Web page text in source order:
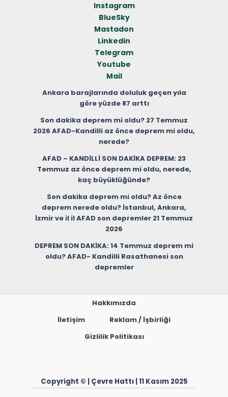
Instagram
BlueSky
Mastadon
Linkedin
Telegram
Youtube
Mail
Ankara barajlarında doluluk geçen yıla
göre yüzde 87 arttı
Son dakika deprem mi oldu? 27 Temmuz
2026 AFAD-Kandilli az önce deprem mi oldu,
nerede?
AFAD – KANDİLLİ SON DAKİKA DEPREM: 23
Temmuz az önce deprem mi oldu, nerede,
kaç büyüklüğünde?
Son dakika deprem mi oldu? Az önce
deprem nerede oldu? İstanbul, Ankara,
İzmir ve il il AFAD son depremler 21 Temmuz
2026
DEPREM SON DAKİKA: 14 Temmuz deprem mi
oldu? AFAD- Kandilli Rasathanesi son
depremler
Hakkımızda
İletişim
Reklam / İşbirliği
Gizlilik Politikası
Copyright © | Çevre Hattı | 11 Kasım 2025